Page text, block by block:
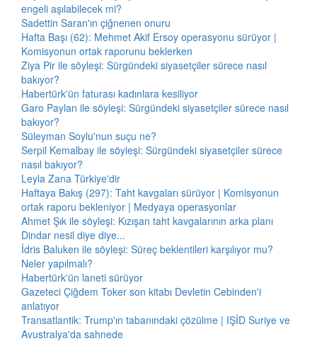
engeli aşılabilecek mi?
Sadettin Saran'ın çiğnenen onuru
Hafta Başı (62): Mehmet Akif Ersoy operasyonu sürüyor |
Komisyonun ortak raporunu beklerken
Ziya Pir ile söyleşi: Sürgündeki siyasetçiler sürece nasıl
bakıyor?
Habertürk'ün faturası kadınlara kesiliyor
Garo Paylan ile söyleşi: Sürgündeki siyasetçiler sürece nasıl
bakıyor?
Süleyman Soylu'nun suçu ne?
Serpil Kemalbay ile söyleşi: Sürgündeki siyasetçiler sürece
nasıl bakıyor?
Leyla Zana Türkiye'dir
Haftaya Bakış (297): Taht kavgaları sürüyor | Komisyonun
ortak raporu bekleniyor | Medyaya operasyonlar
Ahmet Şık ile söyleşi: Kızışan taht kavgalarının arka planı
Dindar nesil diye diye...
İdris Baluken ile söyleşi: Süreç beklentileri karşılıyor mu?
Neler yapılmalı?
Habertürk'ün laneti sürüyor
Gazeteci Çiğdem Toker son kitabı Devletin Cebinden'i
anlatıyor
Transatlantik: Trump'ın tabanındaki çözülme | IŞİD Suriye ve
Avustralya'da sahnede